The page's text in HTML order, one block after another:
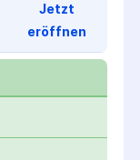
Jetzt
eröffnen